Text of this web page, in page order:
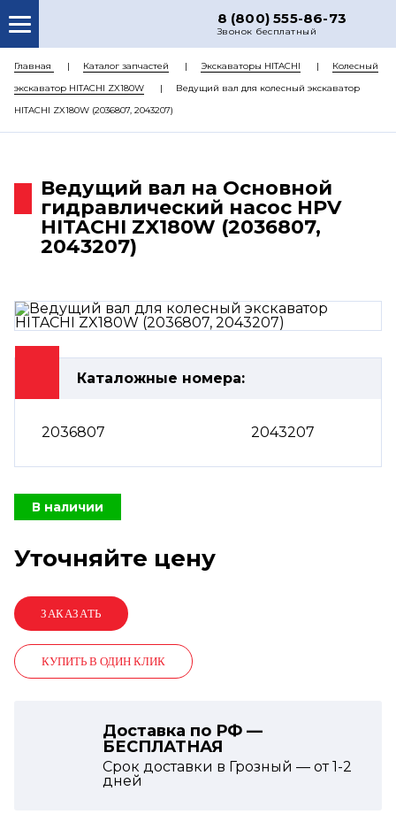
8 (800) 555-86-73
Звонок бесплатный
О НАС
КАТАЛОГ ЗАПЧАСТЕЙ
РЕМОНТ
ЦЕНЫ
КОНТАКТЫ
Главная Каталог запчастей Экскаваторы HITACHI
Колесный
экскаватор HITACHI ZX180W
Ведущий вал для колесный экскаватор
HITACHI ZX180W (2036807, 2043207)
Ведущий вал на Основной
гидравлический насос HPV
HITACHI ZX180W (2036807,
2043207)
Каталожные номера:
2036807 2043207
В наличии
Уточняйте цену
КУПИТЬ В ОДИН КЛИК
Доставка по РФ —
БЕСПЛАТНАЯ
Срок доставки в Грозный — от1-2
дней